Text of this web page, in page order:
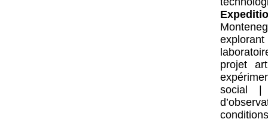
Expeditio
explorant
projet
social